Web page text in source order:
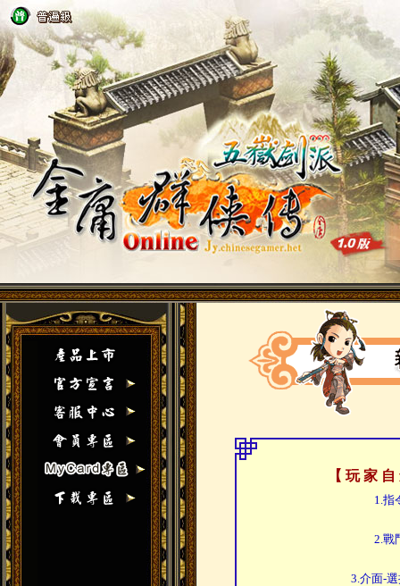
【 玩 家
1.指
2.戰
3.介面-